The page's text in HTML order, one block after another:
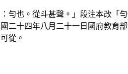
：勻也。從斗甚聲。」段注本改「
二十四年八月二十一日國府教育
從。